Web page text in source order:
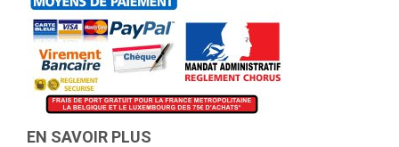
EN SAVOIR PLUS